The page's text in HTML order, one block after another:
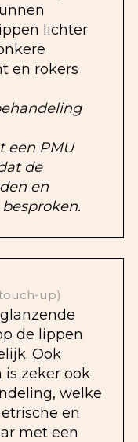
lichter
en rokers
een PMU
de
en
up)
de lippen
Ook
is zeker ook
welke
en
met een